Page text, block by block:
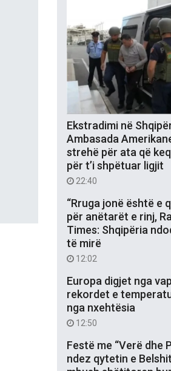
Ekstradimi në
Ambasada
strehë për ata që
për t’i shpëtuar ligjit
22:40
“Rruga jonë është e
për anëtarët e rinj,
Times: Shqipëria
të mirë
12:02
Europa digjet nga
rekordet e
nga nxehtësia
12:50
Festë me “Verë dhe
ndez qytetin e